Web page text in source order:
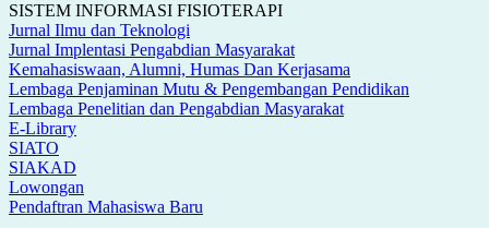
SISTEM INFORMASI FISIOTERAPI
Jurnal Ilmu dan Teknologi
Jurnal Implentasi Pengabdian Masyarakat
Kemahasiswaan, Alumni, Humas Dan Kerjasama
Lembaga Penjaminan Mutu & Pengembangan Pendidikan
Lembaga Penelitian dan Pengabdian Masyarakat
E-Library
SIATO
SIAKAD
Lowongan
Pendaftran Mahasiswa Baru